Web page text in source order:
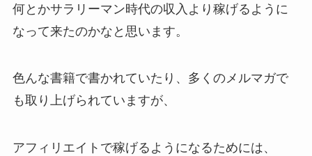
何とかサラリーマン時代の収入より稼げるように
なって来たのかなと思います。
色んな書籍で書かれていたり、多くのメルマガで
も取り上げられていますが、
アフィリエイトで稼げるようになるためには、